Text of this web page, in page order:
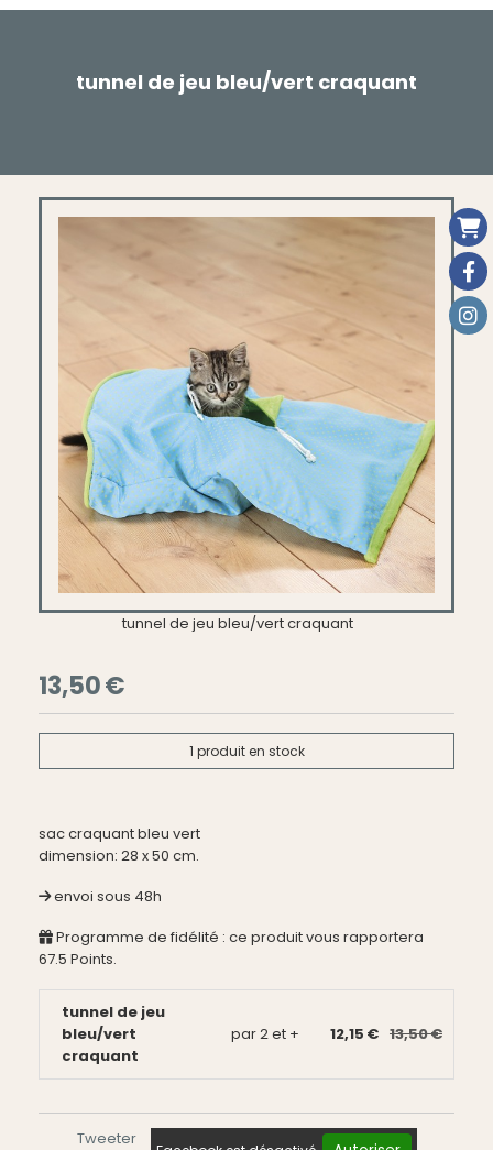
tunnel de jeu bleu/vert craquant
tunnel de jeu bleu/vert craquant
13,50€
1 produit en stock
sac craquant bleu vert
dimension: 28 x 50 cm.
envoi sous 48h
Programme de fidélité : ce produit vous rapportera
67.5 Points.
tunnel de jeu
bleu/vert
craquant
par 2 et + 12,15 € 13,50 €
Tweeter